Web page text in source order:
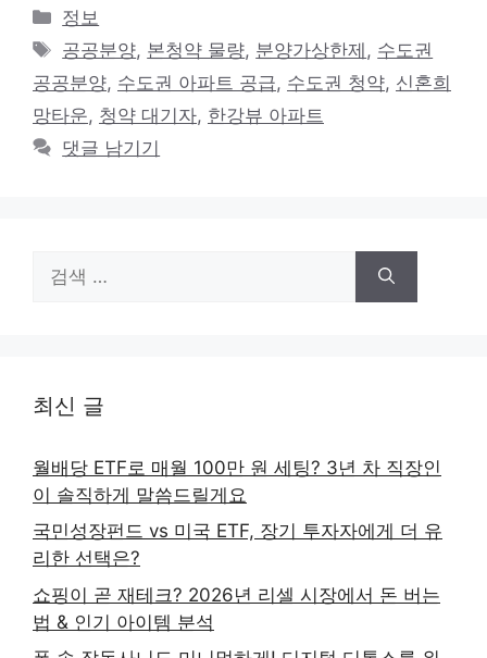
카
테
고
리
정보
태
그
공공분양, 본청약 물량, 분양가상한제 , 수도권
공공분양, 수도권 아파트 공급, 수도권 청약, 신혼희
망타운, 청약 대기자, 한강뷰 아파트
댓글 남기기
색:
최신 글
월배당 ETF로 매월 100만 원 세팅? 3년 차 직장인
이 솔직하게 말씀드릴게요
국민성장펀드 vs 미국 ETF, 장기 투자자에게 더 유
리한 선택은?
쇼핑이 곧 재테크? 2026년 리셀 시장에서 돈 버는
법 & 인기 아이템 분석